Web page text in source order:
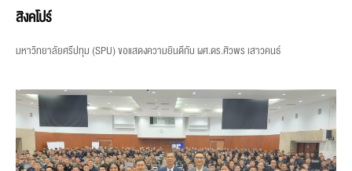
สิงคโปร์
มหาวิทยาลัยศรีปทุม (SPU) ขอแสดงความยินดีกับ ผศ.ดร.ศิวพร เสาวคนธ์